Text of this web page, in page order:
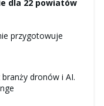
dla 22 powiatów
przygotowuje
dronów i AI.